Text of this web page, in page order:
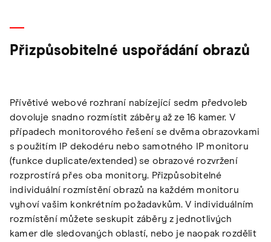
Přizpůsobitelné uspořádání obrazů
Přívětivé webové rozhraní nabízející sedm předvoleb
dovoluje snadno rozmístit záběry až ze 16 kamer. V
případech monitorového řešení se dvěma obrazovkami
s použitím IP dekodéru nebo samotného IP monitoru
(funkce duplicate/extended) se obrazové rozvržení
rozprostírá přes oba monitory. Přizpůsobitelné
individuální rozmístění obrazů na každém monitoru
vyhoví vašim konkrétním požadavkům. V individuálním
rozmístění můžete seskupit záběry z jednotlivých
kamer dle sledovaných oblastí, nebo je naopak rozdělit